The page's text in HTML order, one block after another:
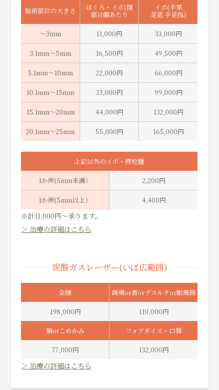
施術部位の大きさ ほくろ・イボ(陰
部)1個あたり
イボ(手掌
足底 手足指)
～3mm 11,000円 33,000円
3.1mm～5mm 16,500円 49,500円
5.1mm～10mm 22,000円 66,000円
10.1mm～15mm 33,000円 99,000円
15.1mm～20mm 44,000円 132,000円
20.1mm～25mm 55,000円 165,000円
上記以外のイボ・稗粒腫
1か所(5mm未満） 2,200円
1か所(5mm以上） 4,400円
※計11,000円～承ります。
＞ 治療の詳細はこちら
炭酸ガスレーザー(いぼ広範囲)
全顔 両頬or首orデコルテor眼周囲
198,000円 110,000円
額orこめかみ フォアダイス・口唇
77,000円 132,000円
＞ 治療の詳細はこちら